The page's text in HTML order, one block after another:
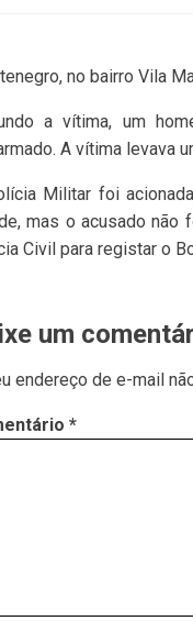
no bairro Vila
a vítima, um
A vítima levava
Militar foi
mas o acusado não
Civil para registar o
um
endereço de e-mail
*